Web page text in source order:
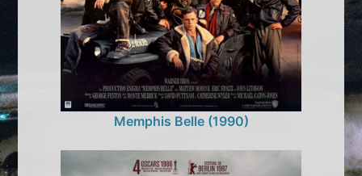
Memphis Belle (1990)